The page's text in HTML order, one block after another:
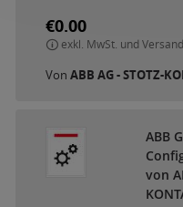
€0.00
exkl. MwSt. und Versand
Von ABB AG - STOTZ-
ABB
von